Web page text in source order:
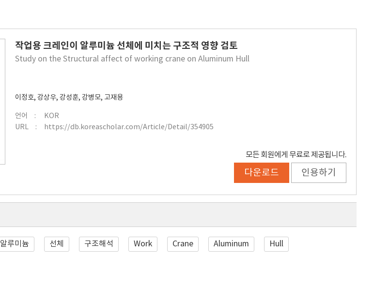
작업용 크레인이 알루미늄 선체에 미치는 구조적 영향 검토
Study on the Structural affect of working crane on Aluminum Hull
이정호,강상우,강성훈,강병모, 고재용
언어
KOR
URL
https://db.koreascholar.com/Article/Detail/354905
모든 회원에게 무료로 제공됩니다.
다운로드 인용하기
알루미늄 선체 구조해석 Work Crane Aluminum Hull